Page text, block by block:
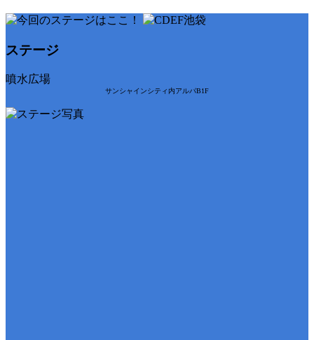
ステージ
噴水広場
サンシャインシティ内アルパB1F